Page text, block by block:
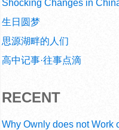
Shocking Changes in
生日圆梦
思源湖畔的人们
高中记事·往事点滴
RECENT